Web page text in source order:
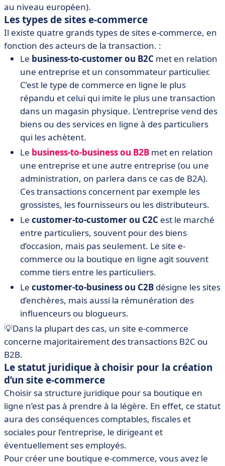
au niveau européen).
Les types de sites e-commerce
Il existe quatre grands types de sites e-commerce, en
fonction des acteurs de la transaction. :
Le business-to-customer ou B2C met en relation
une entreprise et un consommateur particulier.
C’est le type de commerce en ligne le plus
répandu et celui qui imite le plus une transaction
dans un magasin physique. L’entreprise vend des
biens ou des services en ligne à des particuliers
qui les achètent.
Le business-to-business ou B2B met en relation
une entreprise et une autre entreprise (ou une
administration, on parlera dans ce cas de B2A).
Ces transactions concernent par exemple les
grossistes, les fournisseurs ou les distributeurs.
Le customer-to-customer ou C2C est le marché
entre particuliers, souvent pour des biens
d’occasion, mais pas seulement. Le site e-
commerce ou la boutique en ligne agit souvent
comme tiers entre les particuliers.
Le customer-to-business ou C2B désigne les sites
d’enchères, mais aussi la rémunération des
influenceurs ou blogueurs.
💡Dans la plupart des cas, un site e-commerce
concerne majoritairement des transactions B2C ou
B2B.
Le statut juridique à choisir pour la création
d’un site e-commerce
Choisir sa structure juridique pour sa boutique en
ligne n’est pas à prendre à la légère. En effet, ce statut
aura des conséquences comptables, fiscales et
sociales pour l’entreprise, le dirigeant et
éventuellement ses employés.
Pour créer une boutique e-commerce, vous avez le